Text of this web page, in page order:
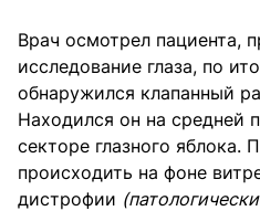
Врач осмотрел пациента,
исследование глаза, по
обнаружился клапанный
Находился он на средней
секторе глазного яблока.
происходить на фоне
дистрофии